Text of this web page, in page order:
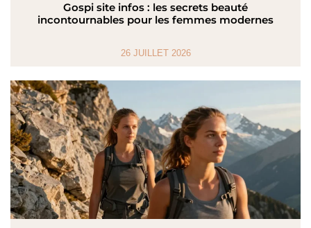
Gospi site infos : les secrets beauté
incontournables pour les femmes modernes
26 JUILLET 2026